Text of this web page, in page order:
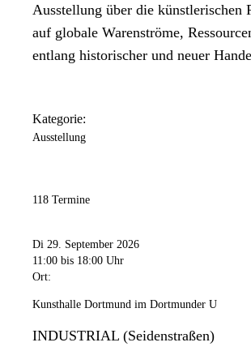
Ausstellung über die künstlerischen
auf globale Warenströme,
entlang historischer und neuer
Kategorie:
Ausstellung
118 Termine
Di 29. September 2026
11:00 bis 18:00 Uhr
Ort:
Kunsthalle Dortmund im Dortmunder U
INDUSTRIAL (Seidenstraßen)